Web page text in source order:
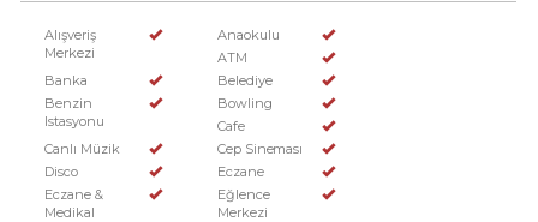
Alışveriş
Merkezi
Anaokulu
ATM
Banka
Belediye
Benzin
Istasyonu
Bowling
Cafe
Canlı Müzik
Cep Sineması
Disco
Eczane
Eczane &
Medikal
Eğlence
Merkezi